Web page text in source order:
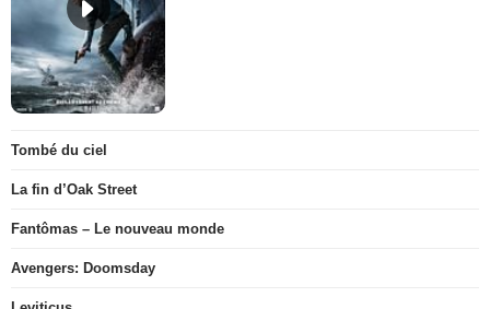
Tombé du ciel
La fin d’Oak Street
Fantômas – Le nouveau monde
Avengers: Doomsday